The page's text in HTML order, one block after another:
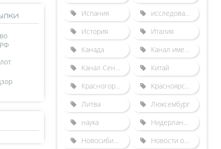
Испания
исследования
История
Италия
Канада
Канал имени Москвы
Канал Сена-Северная Европа
Китай
Красногорский гидроузел
Красноярский судоподъемник
Литва
Люксембург
наука
Нидерланды
Новосибирский шлюз
Новости отрасли